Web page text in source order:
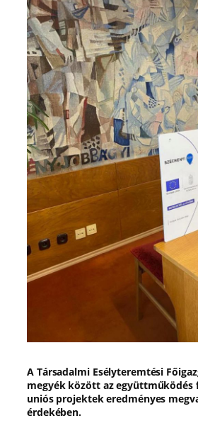
A Társadalmi Esélyteremtési
megyék között az együttműködés
uniós projektek eredményes
érdekében.